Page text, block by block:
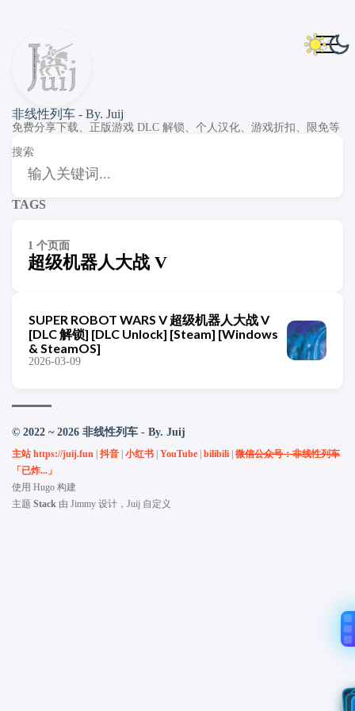
非线性列车 - By. Juij
免费分享下载、正版游戏 DLC 解锁、个人汉化、游戏折扣、限免等
搜索
TAGS
1 个页面
超级机器人大战 V
SUPER ROBOT WARS V 超级机器人大战 V
[DLC 解锁] [DLC Unlock] [Steam] [Windows
& SteamOS]
2026-03-09
© 2022 ~ 2026 非线性列车 - By. Juij
主站 https://juij.fun 抖音 小红书 YouTube bilibili 微信公众号：非线性列车
「已炸...」
使用 Hugo 构建
主题 Stack 由 Jimmy 设计，Juij 自定义